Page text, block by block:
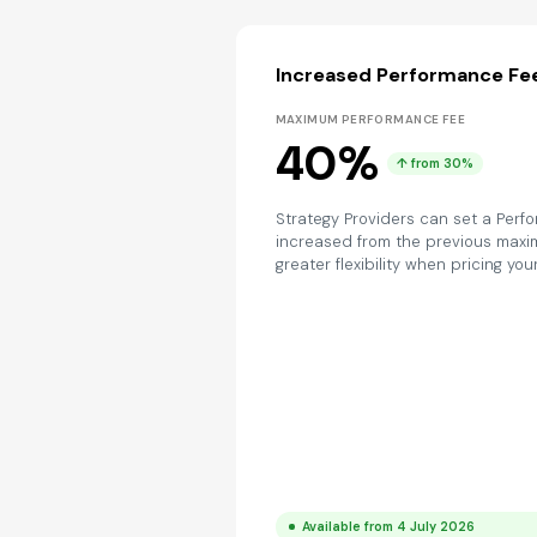
Increased Performance
MAXIMUM PERFORMANCE FEE
40% ↑ from 30%
Strategy Providers can set a
increased from the previous
greater flexibility when pricing
Available from 4 July 2026